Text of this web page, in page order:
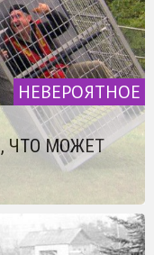
НЕВЕРОЯТНОЕ
ЧТО МОЖЕТ